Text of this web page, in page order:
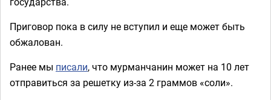
Приговор пока в силу не вступил и еще может быть
обжалован.
Ранее мы писали, что мурманчанин может на 10 лет
отправиться за решетку из-за 2 граммов «соли».